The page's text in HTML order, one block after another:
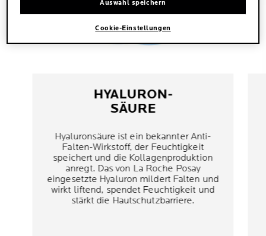
HYALURON-
SÄURE
Hyaluronsäure ist ein bekannter Anti-
Falten-Wirkstoff, der Feuchtigkeit
speichert und die Kollagenproduktion
anregt. Das von La Roche Posay
eingesetzte Hyaluron mildert Falten und
wirkt liftend, spendet Feuchtigkeit und
stärkt die Hautschutzbarriere.
Auswahl speichern
Cookie-Einstellungen